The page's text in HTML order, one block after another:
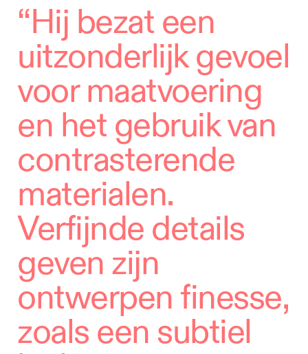
“Hij bezat een
uitzonderlijk gevoel
voor maatvoering
en het gebruik van
contrasterende
materialen.
Verfijnde details
geven zijn
ontwerpen finesse,
zoals een subtiel